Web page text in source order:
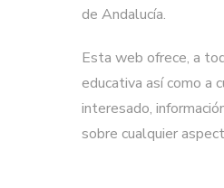
de Andalucía.
Esta web ofrece, a
educativa así como a
interesado,
sobre cualquier